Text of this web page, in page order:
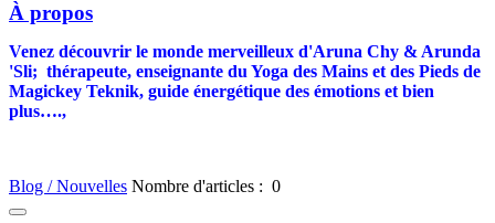
À propos
Venez découvrir le monde merveilleux d'Aruna Chy & Arunda
'Sli; thérapeute, enseignante du Yoga des Mains et des Pieds de
Magickey Teknik, guide énergétique des émotions et bien
plus….,
Blog / Nouvelles Nombre d'articles : 0